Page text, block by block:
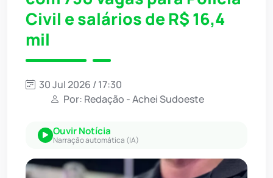
Civil e salários de R$ 16,4
mil
30 Jul 2026 / 17:30
Por: Redação - Achei Sudoeste
Ouvir Notícia
Narração automática (IA)